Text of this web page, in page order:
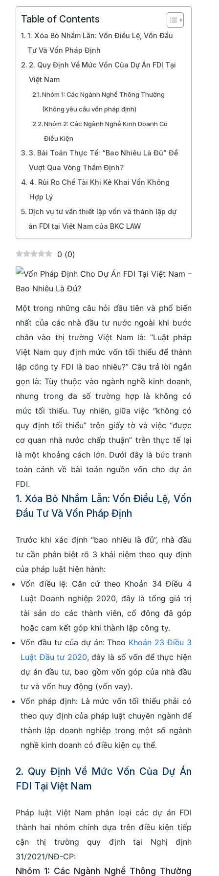
Table of Contents
1. Xóa Bỏ Nhầm Lẫn: Vốn Điều Lệ, Vốn Đầu
Tư Và Vốn Pháp Định
2. Quy Định Về Mức Vốn Của Dự Án FDI Tại
Việt Nam
Nhóm 1: Các Ngành Nghề Thông Thường
(Không yêu cầu vốn pháp định)
Nhóm 2: Các Ngành Nghề Kinh Doanh Có
Điều Kiện
3. Bài Toán Thực Tế: “Bao Nhiêu Là Đủ” Để
Vượt Qua Vòng Thẩm Định?
4. Rủi Ro Chế Tài Khi Kê Khai Vốn Không
Hợp Lý
Dịch vụ tư vấn thiết lập vốn và thành lập dự
án FDI tại Việt Nam của BKC LAW
0 (0)
Một trong những câu hỏi đầu tiên và phổ biến
nhất của các nhà đầu tư nước ngoài khi bước
chân vào thị trường Việt Nam là: “Luật pháp
Việt Nam quy định mức vốn tối thiểu để thành
lập công ty FDI là bao nhiêu?” Câu trả lời ngắn
gọn là: Tùy thuộc vào ngành nghề kinh doanh,
nhưng trong đa số trường hợp là không có
mức tối thiểu. Tuy nhiên, giữa việc “không có
quy định tối thiểu” trên giấy tờ và việc “được
cơ quan nhà nước chấp thuận” trên thực tế lại
là một khoảng cách lớn. Dưới đây là bức tranh
toàn cảnh về bài toán nguồn vốn cho dự án
FDI.
1. Xóa Bỏ Nhầm Lẫn: Vốn Điều Lệ, Vốn
Đầu Tư Và Vốn Pháp Định
Trước khi xác định “bao nhiêu là đủ”, nhà đầu
tư cần phân biệt rõ 3 khái niệm theo quy định
của pháp luật hiện hành:
Vốn điều lệ: Căn cứ theo Khoản 34 Điều 4
Luật Doanh nghiệp 2020, đây là tổng giá trị
tài sản do các thành viên, cổ đông đã góp
hoặc cam kết góp khi thành lập công ty.
Vốn đầu tư của dự án:Theo Khoản 23 Điều 3
Luật Đầu tư 2020, đây là số vốn để thực hiện
dự án đầu tư, bao gồm vốn góp của nhà đầu
tư và vốn huy động (vốn vay).
Vốn pháp định: Là mức vốn tối thiểu phải có
theo quy định của pháp luật chuyên ngành để
thành lập doanh nghiệp trong một số ngành
nghề kinh doanh có điều kiện cụ thể.
2. Quy Định Về Mức Vốn Của Dự Án
FDI Tại Việt Nam
Pháp luật Việt Nam phân loại các dự án FDI
thành hai nhóm chính dựa trên điều kiện tiếp
cận thị trường quy định tại Nghị định
31/2021/NĐ-CP:
Nhóm 1: Các Ngành Nghề Thông Thường